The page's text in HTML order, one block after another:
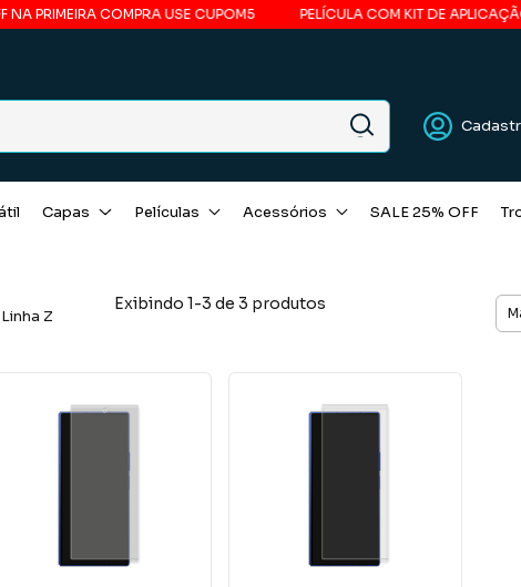
PRIMEIRA COMPRA USE CUPOM5 PELÍCULA COM KIT DE APLICAÇÃO
Capas Películas Acessórios SALE 25% OFF
Linha Z
Exibindo 1-3 de 3 produtos